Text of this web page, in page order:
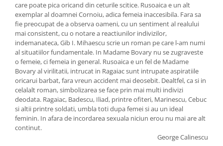
care poate pica oricand din ceturile scitice. Rusoaica e un alt
exemplar al doamnei Cornoiu, adica femeia inaccesibila. Fara sa
fie preocupat de a observa oameni, cu un sentiment al realului
mai consistent, cu o notare a reactiunilor indivizilor,
indemanateca, Gib I. Mihaescu scrie un roman pe care l-am numi
al situatiilor fundamentale. In Madame Bovary nu se zugraveste
o femeie, ci femeia in general. Rusoaica e un fel de Madame
Bovary al virilitatii, intrucat in Ragaiac sunt intrupate aspiratiile
oricarui barbat, fara vreun accident mai deosebit. Dealtfel, ca si in
celalalt roman, simbolizarea se face prin mai multi indivizi
deodata. Ragaiac, Badescu, Iliad, printre ofiteri, Marinescu, Cebuc
si altii printre soldati, umbla toti dupa femei si au un ideal
feminin. In afara de incordarea sexuala niciun erou nu mai are alt
continut.
George Calinescu